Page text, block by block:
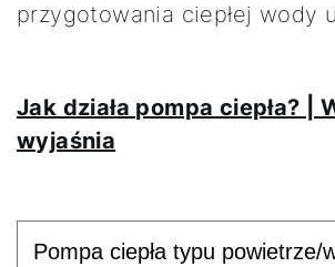
przygotowania ciepłej wody
Jak działa pompa ciepła? |
wyjaśnia
Kariera
Kontakt